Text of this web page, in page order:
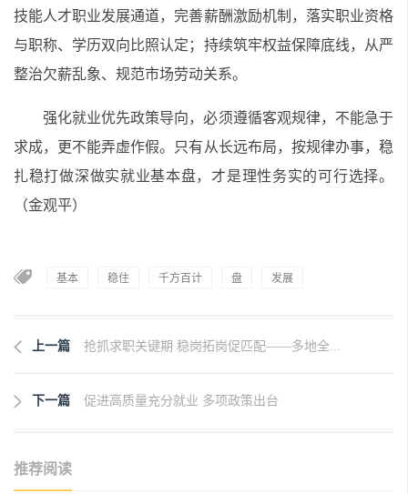
技能人才职业发展通道，完善薪酬激励机制，落实职业资格
与职称、学历双向比照认定；持续筑牢权益保障底线，从严
整治欠薪乱象、规范市场劳动关系。
强化就业优先政策导向，必须遵循客观规律，不能急于
求成，更不能弄虚作假。只有从长远布局，按规律办事，稳
扎稳打做深做实就业基本盘，才是理性务实的可行选择。
（金观平）
基本 稳住 千方百计 盘 发展
上一篇 抢抓求职关键期 稳岗拓岗促匹配——多地全...
下一篇 促进高质量充分就业 多项政策出台
推荐阅读